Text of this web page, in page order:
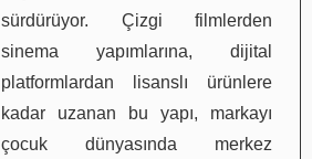
sürdürüyor. Çizgi filmlerden
sinema yapımlarına, dijital
platformlardan lisanslı ürünlere
kadar uzanan bu yapı, markayı
çocuk dünyasında merkez